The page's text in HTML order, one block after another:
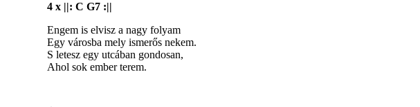
4 x ||: C G7 :||
Engem is elvisz a nagy folyam
Egy városba mely ismerős nekem.
S letesz egy utcában gondosan,
Ahol sok ember terem.